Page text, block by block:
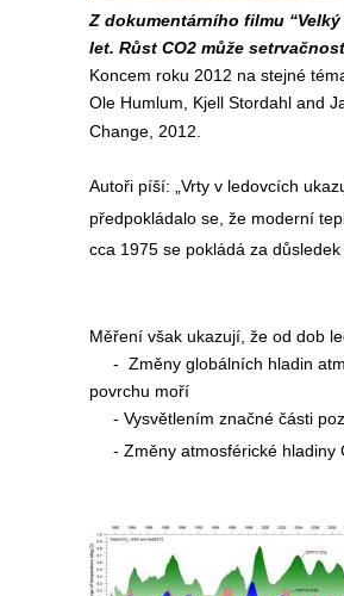
Z dokumentárního filmu
let. Růst CO2 může
Koncem roku 2012 na stejné
Ole Humlum, Kjell Stordahl and
Change, 2012.
Autoři píší: „Vrty v ledovcích
předpokládalo se, že moderní
cca 1975 se pokládá za
Měření však ukazují, že od dob
- Změny globálních hladin
povrchu moří
- Vysvětlením značné části
- Změny atmosférické hladiny